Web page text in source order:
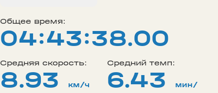
Общее время:
04:43:38.00
Средняя скорость:
8.93 км/ч
Средний темп:
6.43 мин/